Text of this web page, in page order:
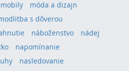
mobily
móda a dizajn
s dôverou
náboženstvo
nádej
napomínanie
nasledovanie